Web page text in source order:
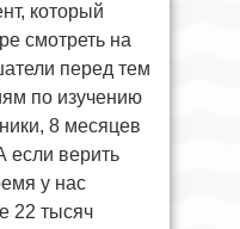
который
смотреть на
перед тем
по изучению
8 месяцев
если верить
у нас
22 тысяч